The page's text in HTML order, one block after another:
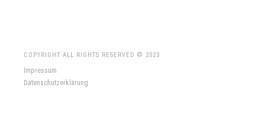
COPYRIGHT ALL RIGHTS RESERVED © 2023
Impressum
Datenschutzerklärung